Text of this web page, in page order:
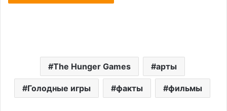
The Hunger Games арты
Голодные игры факты фильмы